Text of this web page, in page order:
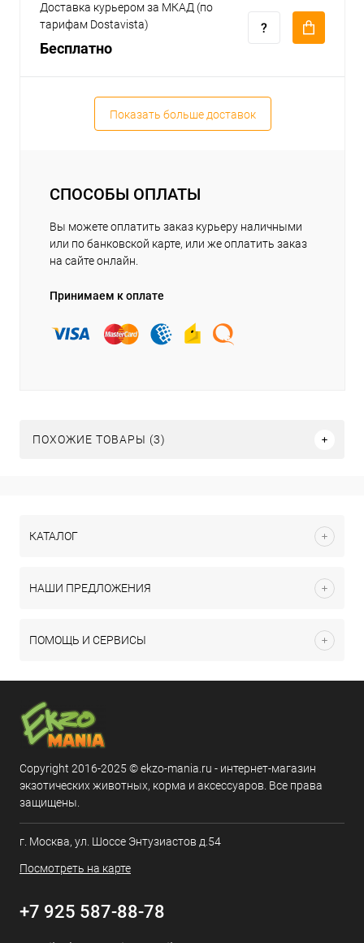
Доставка курьером за МКАД (по
тарифам Dostavista)
Бесплатно
Показать больше доставок
СПОСОБЫ ОПЛАТЫ
Вы можете оплатить заказ курьеру наличными
или по банковской карте, или же оплатить заказ
на сайте онлайн.
Принимаем к оплате
ПОХОЖИЕ ТОВАРЫ (3)
КАТАЛОГ
НАШИ ПРЕДЛОЖЕНИЯ
ПОМОЩЬ И СЕРВИСЫ
Copyright 2016-2025 © ekzo-mania.ru - интернет-магазин
экзотических животных, корма и аксессуаров. Все права
защищены.
г. Москва, ул. Шоссе Энтузиастов д.54
Посмотреть на карте
+7 925 587-88-78